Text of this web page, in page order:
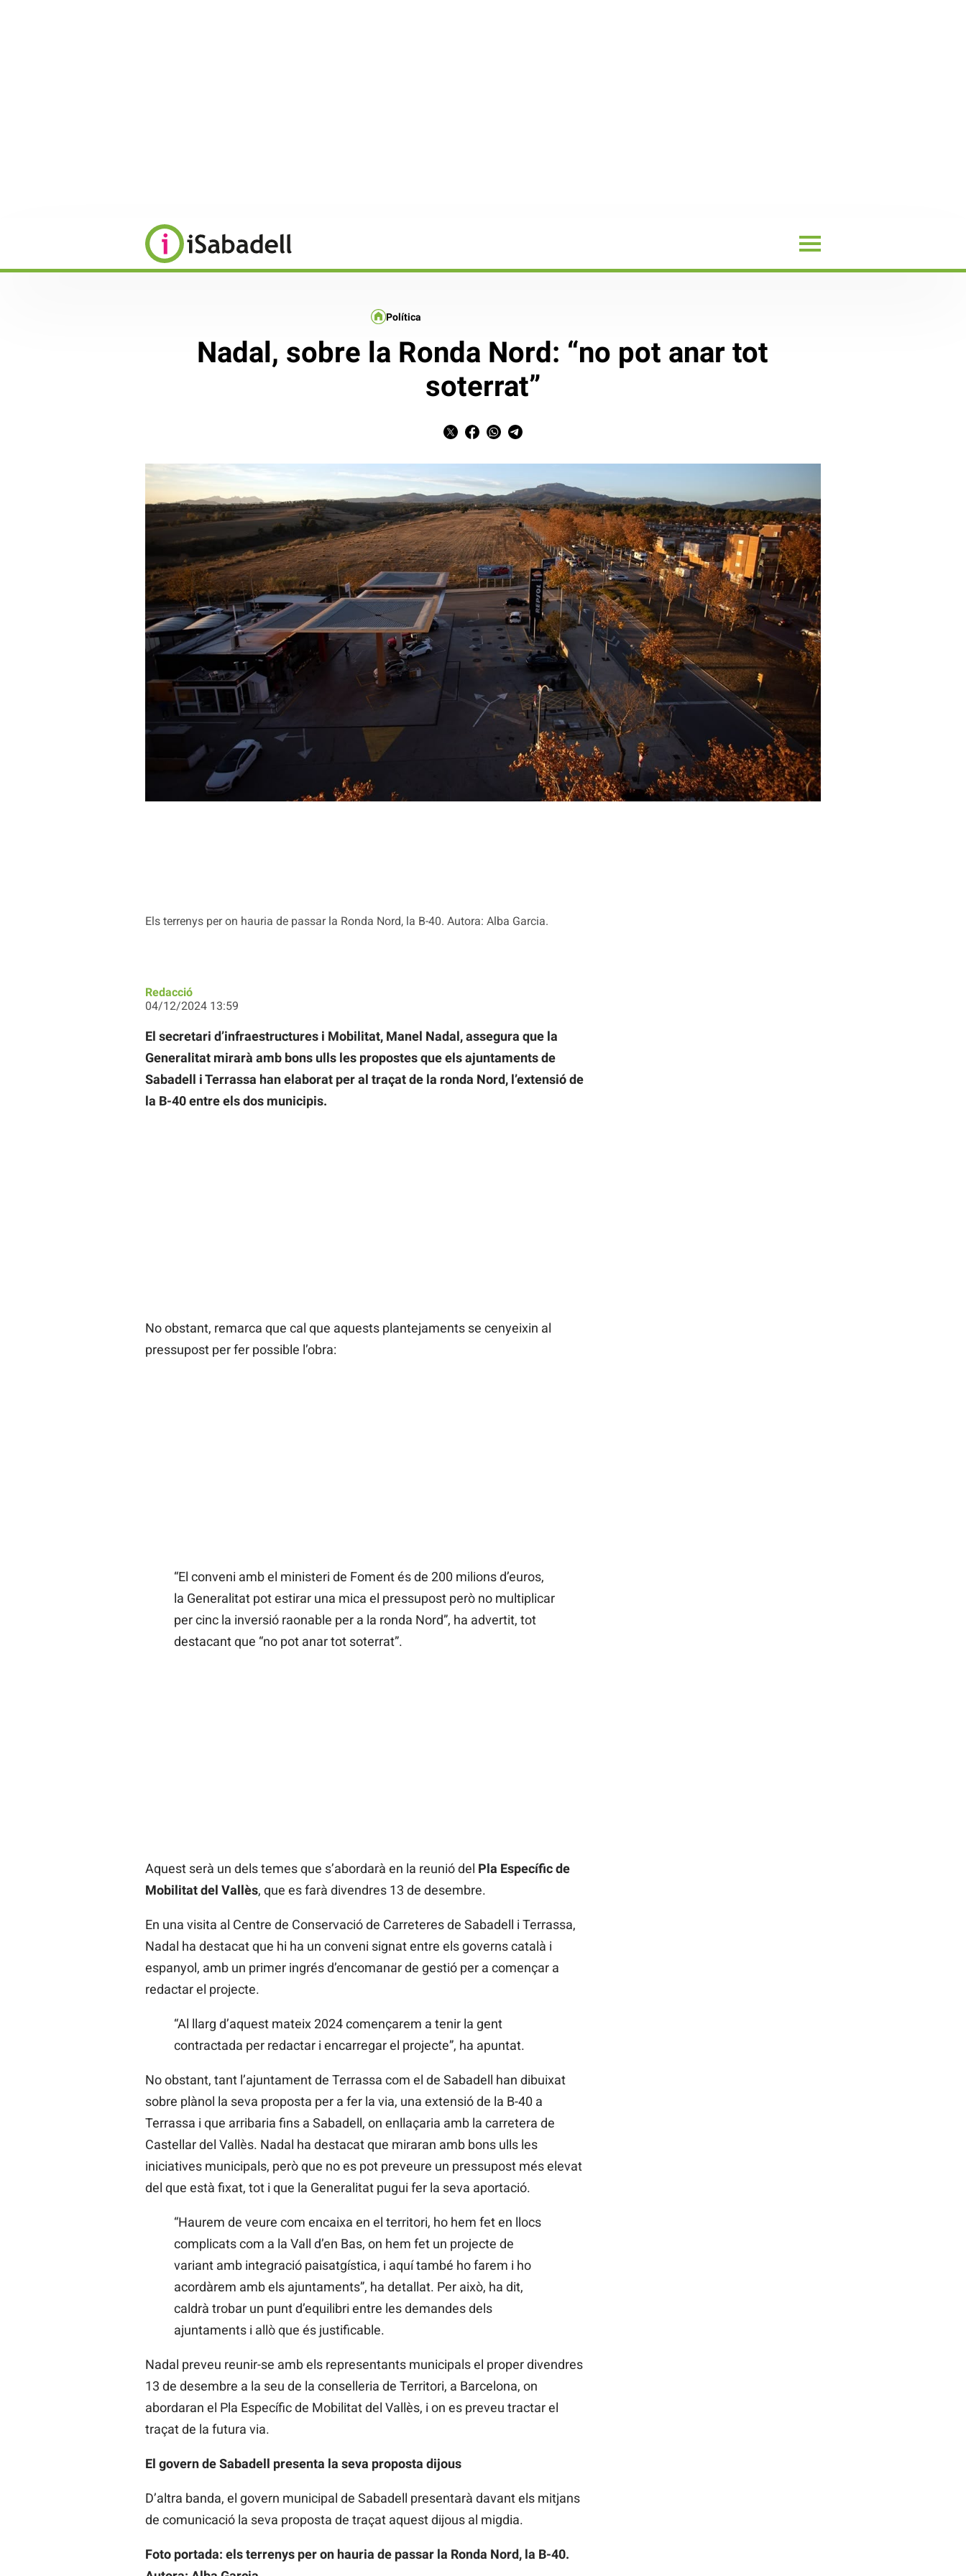
Els terrenys per on hauria de passar la Ronda Nord, la B-40. Autora: Alba Garcia.
Política
Nadal, sobre la Ronda Nord: “no pot anar tot
soterrat”
Redacció
04/12/2024 13:59
El secretari d’infraestructures i Mobilitat, Manel Nadal, assegura que la
Generalitat mirarà amb bons ulls les propostes que els ajuntaments de
Sabadell i Terrassa han elaborat per al traçat de la ronda Nord, l’extensió de
la B-40 entre els dos municipis.
No obstant, remarca que cal que aquests plantejaments se cenyeixin al
pressupost per fer possible l’obra:
“El conveni amb el ministeri de Foment és de 200 milions d’euros,
la Generalitat pot estirar una mica el pressupost però no multiplicar
per cinc la inversió raonable per a la ronda Nord”, ha advertit, tot
destacant que “no pot anar tot soterrat”.
Aquest serà un dels temes que s’abordarà en la reunió del Pla Específic de
Mobilitat del Vallès, que es farà divendres 13 de desembre.
En una visita al Centre de Conservació de Carreteres de Sabadell i Terrassa,
Nadal ha destacat que hi ha un conveni signat entre els governs català i
espanyol, amb un primer ingrés d’encomanar de gestió per a començar a
redactar el projecte.
“Al llarg d’aquest mateix 2024 començarem a tenir la gent
contractada per redactar i encarregar el projecte”, ha apuntat.
No obstant, tant l’ajuntament de Terrassa com el de Sabadell han dibuixat
sobre plànol la seva proposta per a fer la via, una extensió de la B-40 a
Terrassa i que arribaria fins a Sabadell, on enllaçaria amb la carretera de
Castellar del Vallès. Nadal ha destacat que miraran amb bons ulls les
iniciatives municipals, però que no es pot preveure un pressupost més elevat
del que està fixat, tot i que la Generalitat pugui fer la seva aportació.
“Haurem de veure com encaixa en el territori, ho hem fet en llocs
complicats com a la Vall d’en Bas, on hem fet un projecte de
variant amb integració paisatgística, i aquí també ho farem i ho
acordàrem amb els ajuntaments”, ha detallat. Per això, ha dit,
caldrà trobar un punt d’equilibri entre les demandes dels
ajuntaments i allò que és justificable.
Nadal preveu reunir-se amb els representants municipals el proper divendres
13 de desembre a la seu de la conselleria de Territori, a Barcelona, on
abordaran el Pla Específic de Mobilitat del Vallès, i on es preveu tractar el
traçat de la futura via.
El govern de Sabadell presenta la seva proposta dijous
D’altra banda, el govern municipal de Sabadell presentarà davant els mitjans
de comunicació la seva proposta de traçat aquest dijous al migdia.
Foto portada: els terrenys per on hauria de passar la Ronda Nord, la B-40.